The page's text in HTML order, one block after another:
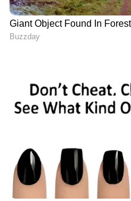
സൗകര്യം
അറിയിക്കുക.
വിശദാംശങ്ങൾ
ചെയ്യേണ്ട തുക
സമയത്തിനുള്ളിൽ
തീർക്കാൻ തുടങ്ങുക.